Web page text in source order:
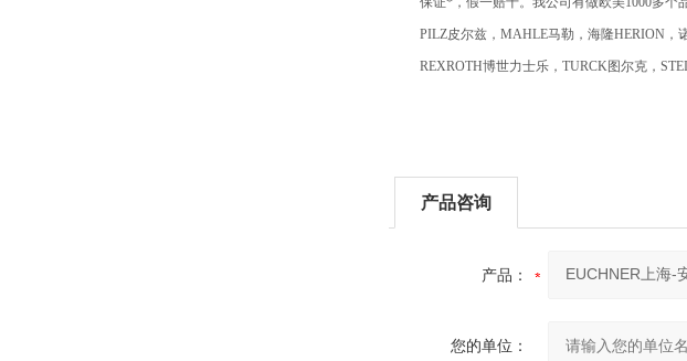
PILZ皮尔兹，MAHLE马勒，海隆HERION，
REXROTH博世力士乐，TURCK图尔克，
产品咨询
产品：
您的单位：